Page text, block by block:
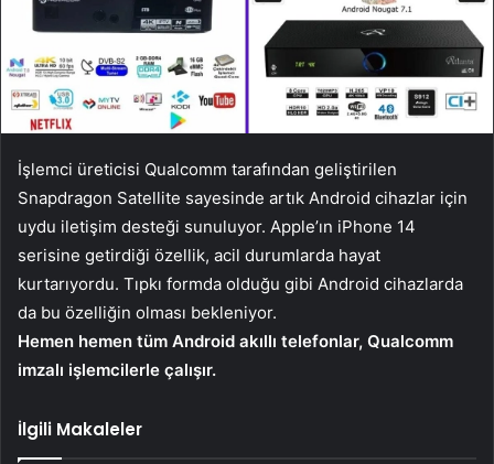
İşlemci üreticisi Qualcomm tarafından geliştirilen
Snapdragon Satellite sayesinde artık Android cihazlar için
uydu iletişim desteği sunuluyor. Apple’ın iPhone 14
serisine getirdiği özellik, acil durumlarda hayat
kurtarıyordu. Tıpkı formda olduğu gibi Android cihazlarda
da bu özelliğin olması bekleniyor.
Hemen hemen tüm Android akıllı telefonlar, Qualcomm
imzalı işlemcilerle çalışır.
İlgili Makaleler